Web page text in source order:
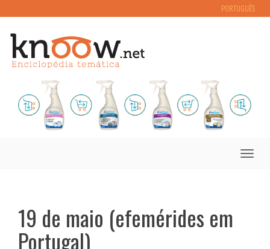
PORTUGUÊS
Toggle
19 de maio (efemérides em
Portugal)